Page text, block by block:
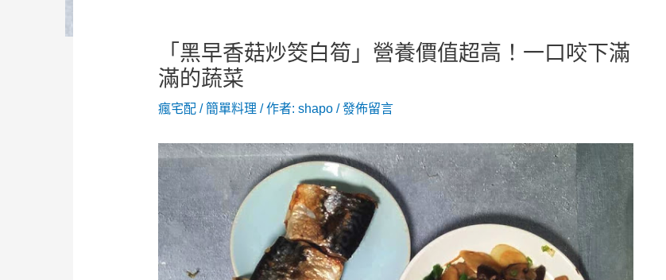
「黑早香菇炒筊白筍」營養價值超高！一口咬下滿
滿的蔬菜
瘋宅配/簡單料理 / 作者: shapo /發佈留言